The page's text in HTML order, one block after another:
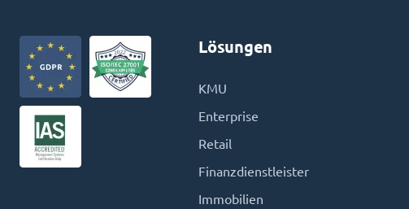
Lösungen
KMU
Enterprise
Retail
Finanzdienstleister
Immobilien